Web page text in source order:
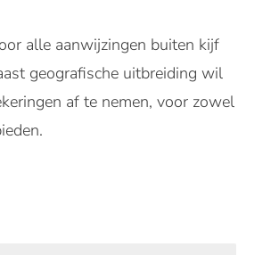
alle aanwijzingen buiten kijf
geografische uitbreiding wil
af te nemen, voor zowel